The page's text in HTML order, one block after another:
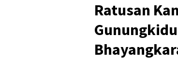
Ratusan